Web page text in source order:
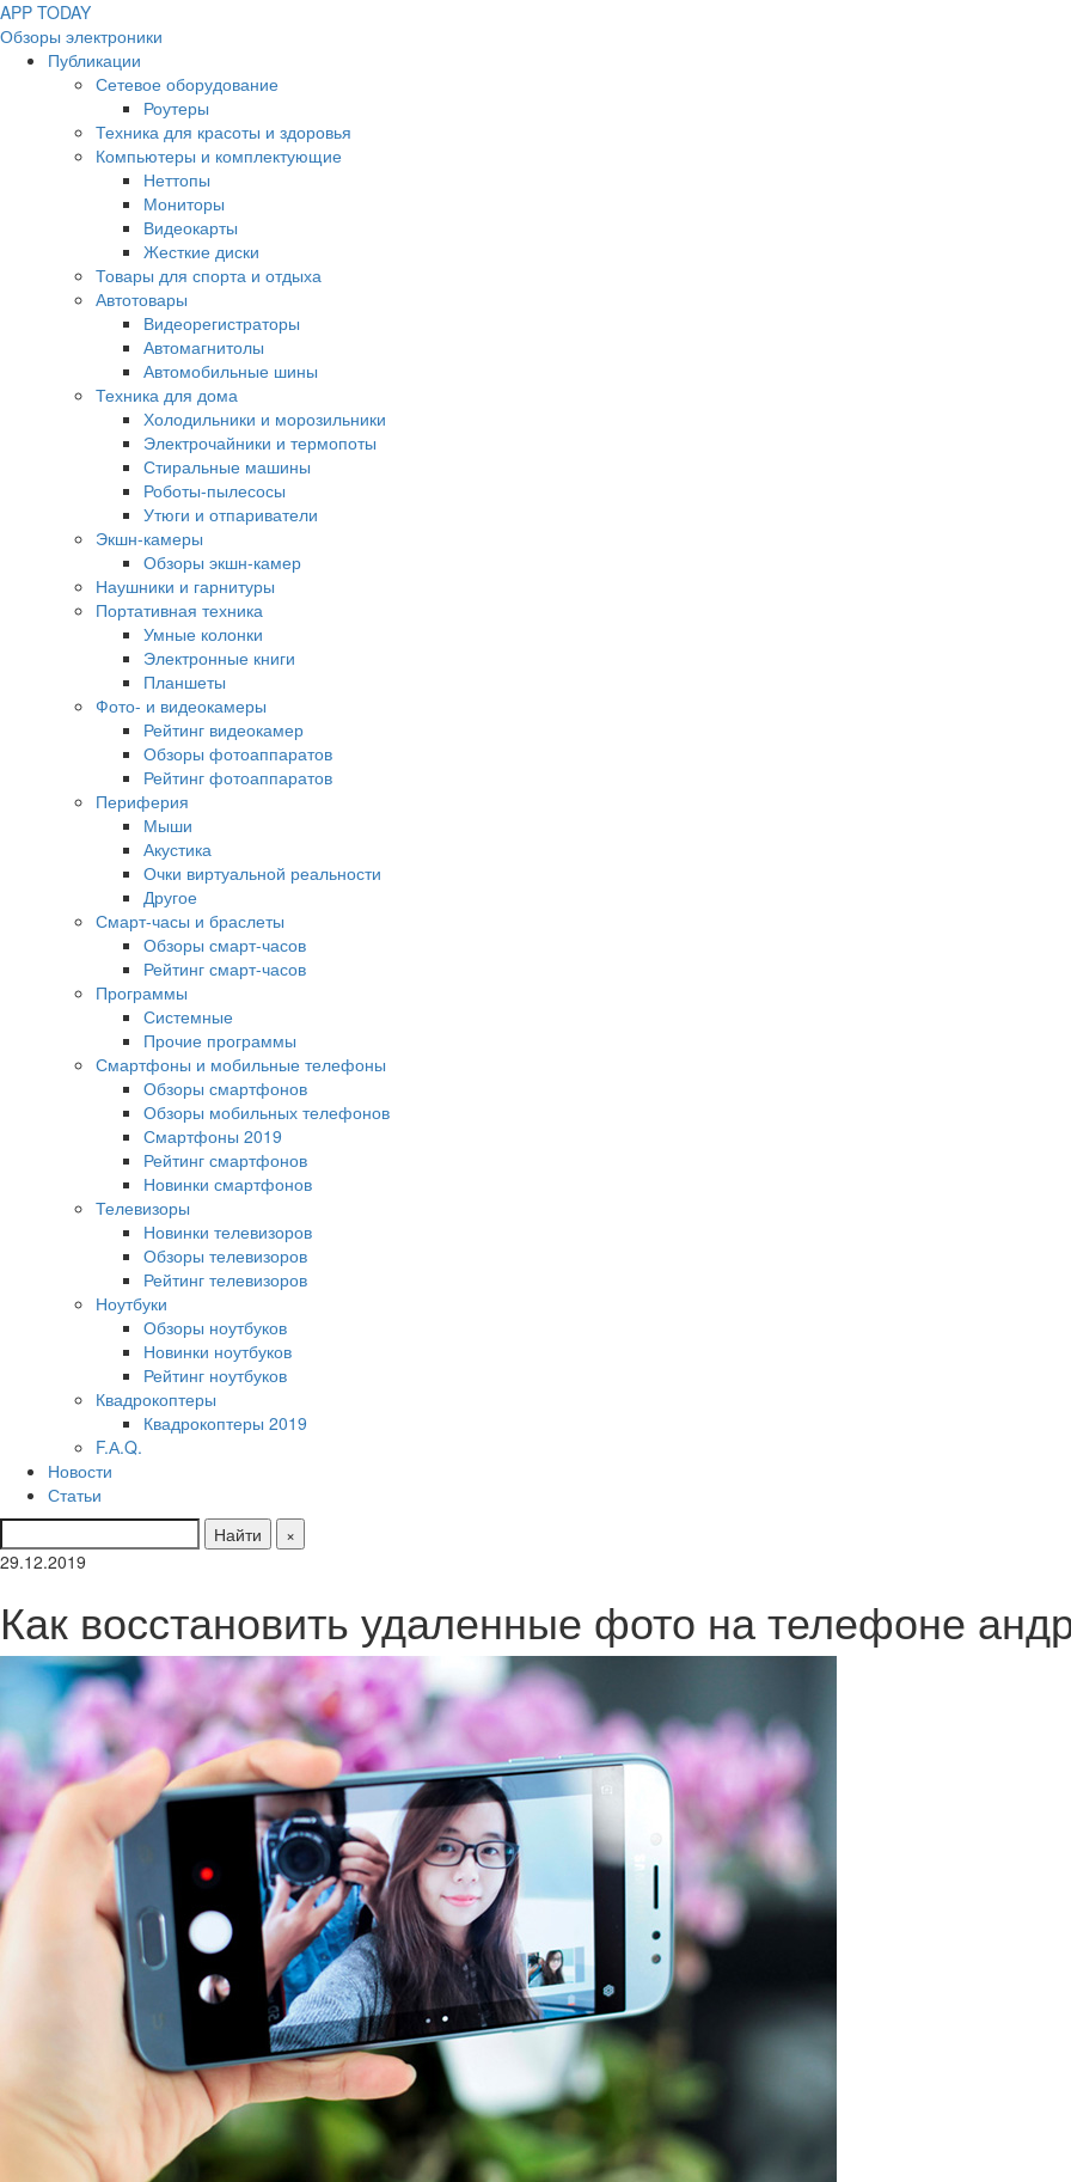
APP TODAY
Обзоры электроники
Публикации
Сетевое оборудование
Роутеры
Техника для красоты и здоровья
Компьютеры и комплектующие
Неттопы
Мониторы
Видеокарты
Жесткие диски
Товары для спорта и отдыха
Автотовары
Видеорегистраторы
Автомагнитолы
Автомобильные шины
Техника для дома
Холодильники и морозильники
Электрочайники и термопоты
Стиральные машины
Роботы-пылесосы
Утюги и отпариватели
Экшн-камеры
Обзоры экшн-камер
Наушники и гарнитуры
Портативная техника
Умные колонки
Электронные книги
Планшеты
Фото- и видеокамеры
Рейтинг видеокамер
Обзоры фотоаппаратов
Рейтинг фотоаппаратов
Периферия
Мыши
Акустика
Очки виртуальной реальности
Другое
Смарт-часы и браслеты
Обзоры смарт-часов
Рейтинг смарт-часов
Программы
Системные
Прочие программы
Смартфоны и мобильные телефоны
Обзоры смартфонов
Обзоры мобильных телефонов
Смартфоны 2019
Рейтинг смартфонов
Новинки смартфонов
Телевизоры
Новинки телевизоров
Обзоры телевизоров
Рейтинг телевизоров
Ноутбуки
Обзоры ноутбуков
Новинки ноутбуков
Рейтинг ноутбуков
Квадрокоптеры
Квадрокоптеры 2019
F.А.Q.
Новости
Статьи
Найти
×
29.12.2019
Как восстановить удаленные фото на телефоне